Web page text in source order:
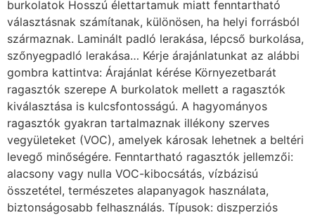
burkolatok Hosszú élettartamuk miatt fenntartható
választásnak számítanak, különösen, ha helyi forrásból
származnak. Laminált padló lerakása, lépcső burkolása,
szőnyegpadló lerakása… Kérje árajánlatunkat az alábbi
gombra kattintva: Árajánlat kérése Környezetbarát
ragasztók szerepe A burkolatok mellett a ragasztók
kiválasztása is kulcsfontosságú. A hagyományos
ragasztók gyakran tartalmaznak illékony szerves
vegyületeket (VOC), amelyek károsak lehetnek a beltéri
levegő minőségére. Fenntartható ragasztók jellemzői:
alacsony vagy nulla VOC-kibocsátás, vízbázisú
összetétel, természetes alapanyagok használata,
biztonságosabb felhasználás. Típusok: diszperziós